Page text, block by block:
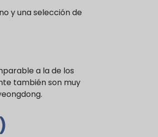
y una selección de
a la de los
también son muy